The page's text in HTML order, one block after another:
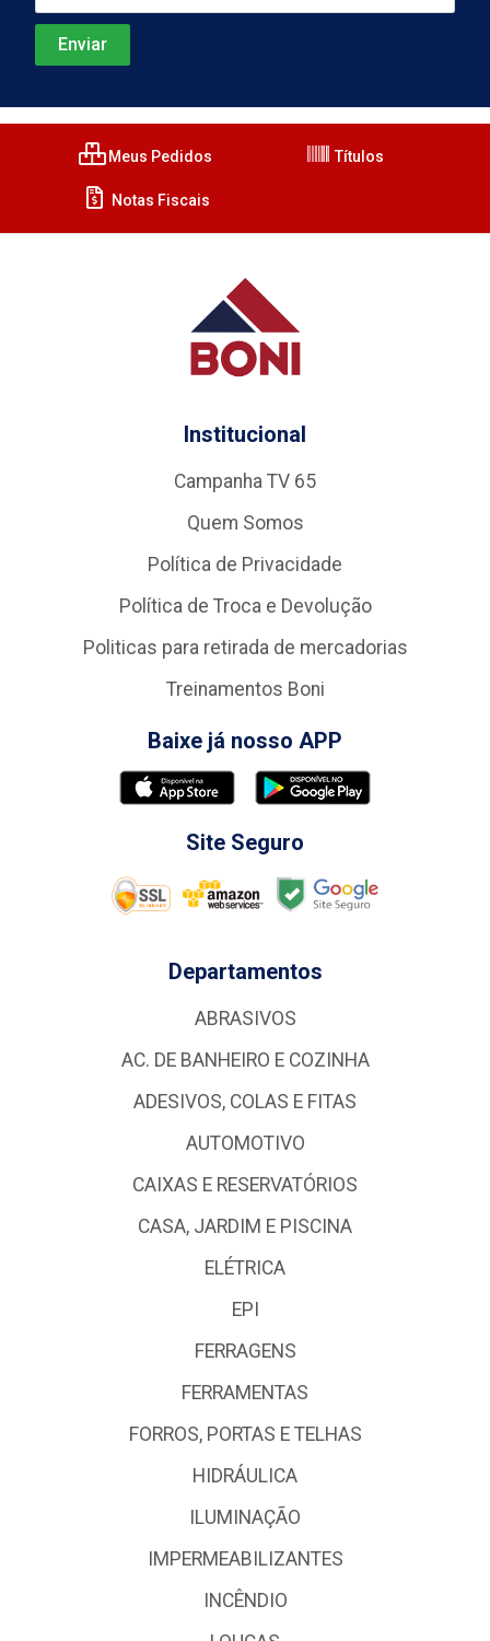
Meus Pedidos Títulos
Notas Fiscais
Institucional
Campanha TV 65
Quem Somos
Política de Privacidade
Política de Troca e Devolução
Politicas para retirada de mercadorias
Treinamentos Boni
Baixe já nosso APP
Site Seguro
Departamentos
ABRASIVOS
AC. DE BANHEIRO E COZINHA
ADESIVOS, COLAS E FITAS
AUTOMOTIVO
CAIXAS E RESERVATÓRIOS
CASA, JARDIM E PISCINA
ELÉTRICA
EPI
FERRAGENS
FERRAMENTAS
FORROS, PORTAS E TELHAS
HIDRÁULICA
ILUMINAÇÃO
IMPERMEABILIZANTES
INCÊNDIO